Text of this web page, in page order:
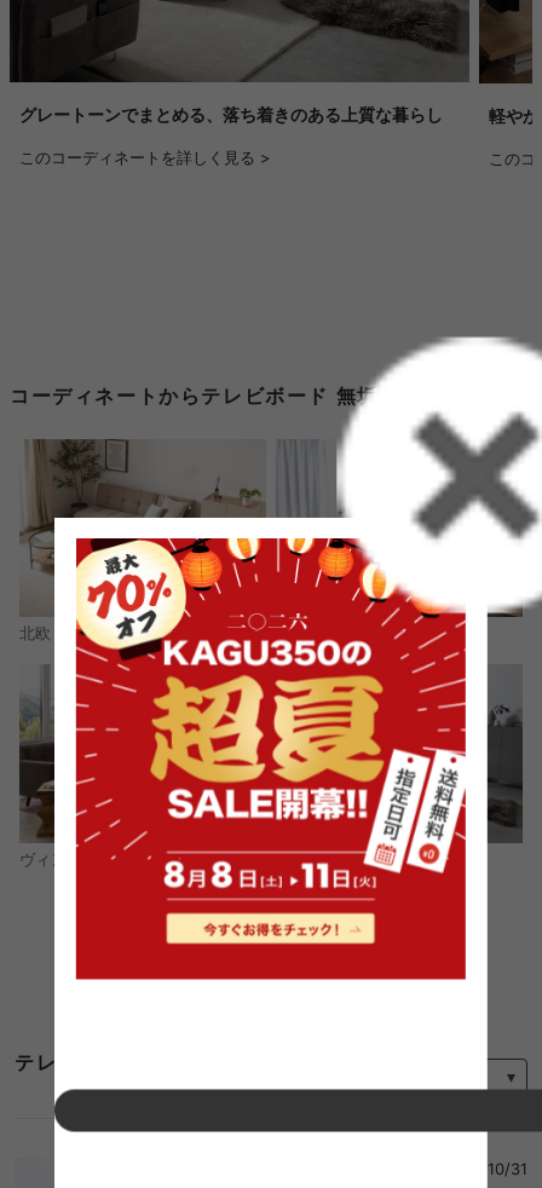
グレートーンでまとめる、落ち着きのある上質な暮らし
このコーディネートを詳しく見る >
軽や
この
コーディネートからテレビボード 無垢材を探す
北欧 ナチュラル
ヴィンテージ モダン
コーディネートをもっと見る
テレビボード 無垢材のレビュー
2025/10/31